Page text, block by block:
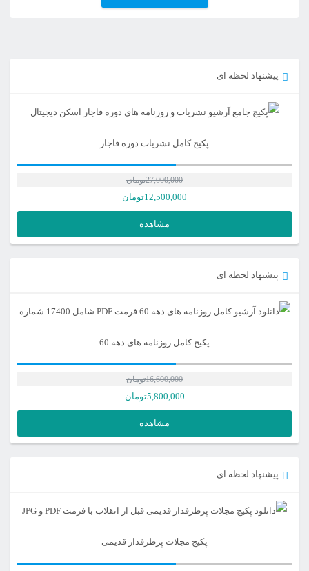
پیشنهاد لحظه ای
پکیج کامل نشریات دوره قاجار
27,000,000تومان
12,500,000تومان
مشاهده
پیشنهاد لحظه ای
پکیج کامل روزنامه های دهه 60
16,600,000تومان
5,800,000تومان
مشاهده
پیشنهاد لحظه ای
پکیج مجلات پرطرفدار قدیمی